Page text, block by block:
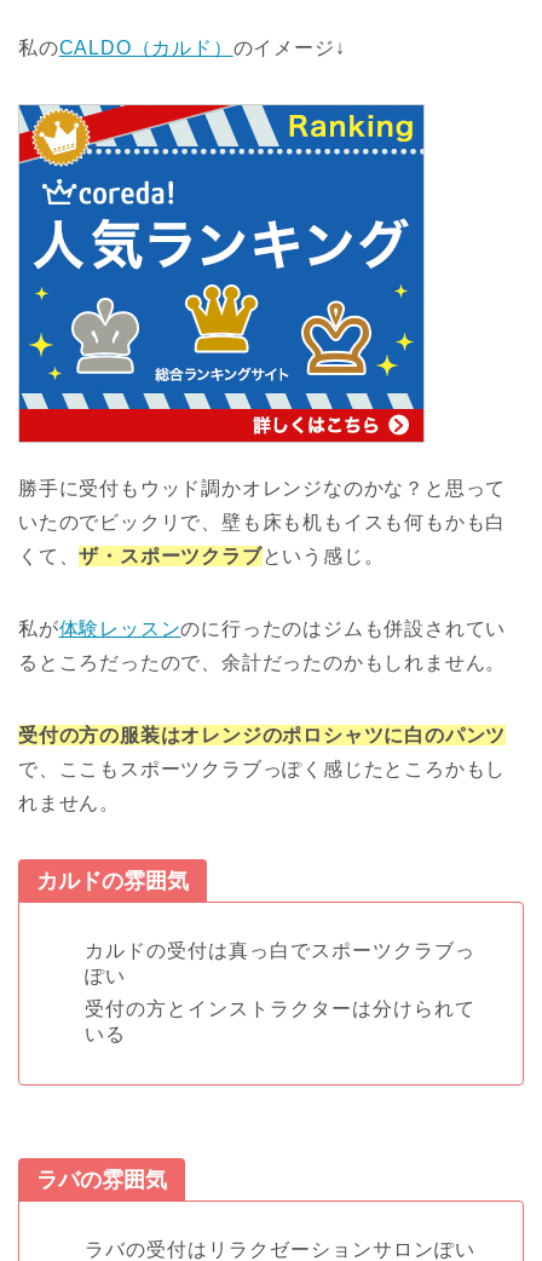
私のCALDO（カルド） のイメージ↓
勝手に受付もウッド調かオレンジなのかな？と思って
いたのでビックリで、壁も床も机もイスも何もかも白
くて、ザ・スポーツクラブという感じ。
私が体験レッスンのに行ったのはジムも併設されてい
るところだったので、余計だったのかもしれません。
受付の方の服装はオレンジのポロシャツに白のパンツ
で、ここもスポーツクラブっぽく感じたところかもし
れません。
カルドの雰囲気
カルドの受付は真っ白でスポーツクラブっ
ぽい
受付の方とインストラクターは分けられて
いる
ラバの雰囲気
ラバの受付はリラクゼーションサロンぽい